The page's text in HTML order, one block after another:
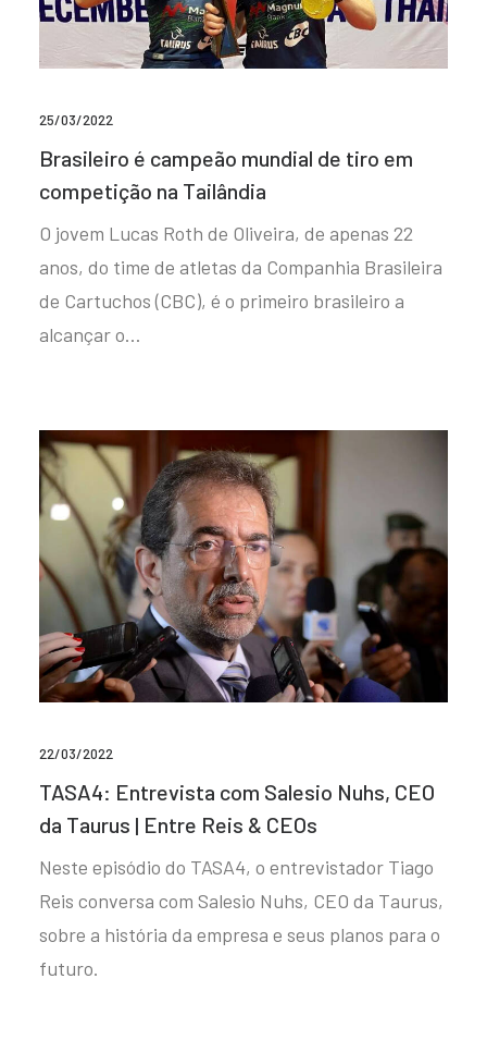
25/03/2022
Brasileiro é campeão mundial de tiro em
competição na Tailândia
O jovem Lucas Roth de Oliveira, de apenas 22
anos, do time de atletas da Companhia Brasileira
de Cartuchos (CBC), é o primeiro brasileiro a
alcançar o…
22/03/2022
TASA4: Entrevista com Salesio Nuhs, CEO
da Taurus | Entre Reis & CEOs
Neste episódio do TASA4, o entrevistador Tiago
Reis conversa com Salesio Nuhs, CEO da Taurus,
sobre a história da empresa e seus planos para o
futuro.